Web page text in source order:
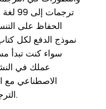
الحفاظ على
نموذج الدفع لكل
سواء كنت تبدأ
عملك في
الاصطناعي مع
الترجمة الاحترافية أكثر سهولة.